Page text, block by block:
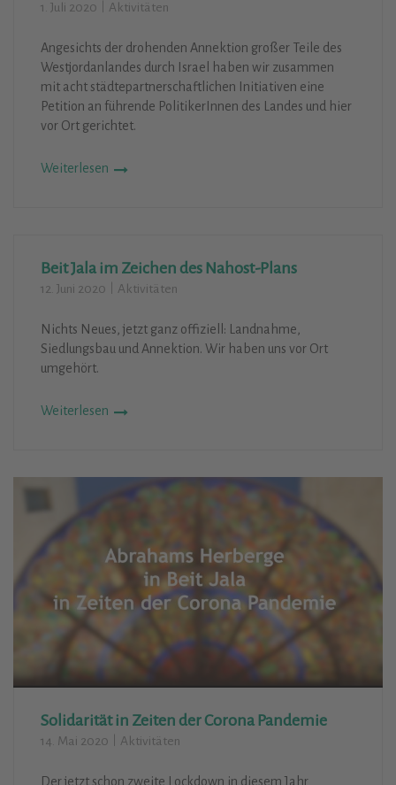
1. Juli 2020 Aktivitäten
Angesichts der drohenden Annektion großer Teile des
Westjordanlandes durch Israel haben wir zusammen
mit acht städtepartnerschaftlichen Initiativen eine
Petition an führende PolitikerInnen des Landes und hier
vor Ort gerichtet.
Weiterlesen
Beit Jala im Zeichen des Nahost-Plans
12. Juni 2020 Aktivitäten
Nichts Neues, jetzt ganz offiziell: Landnahme,
Siedlungsbau und Annektion. Wir haben uns vor Ort
umgehört.
Weiterlesen
Solidarität in Zeiten der Corona Pandemie
14. Mai 2020 Aktivitäten
Der jetzt schon zweite Lockdown in diesem Jahr